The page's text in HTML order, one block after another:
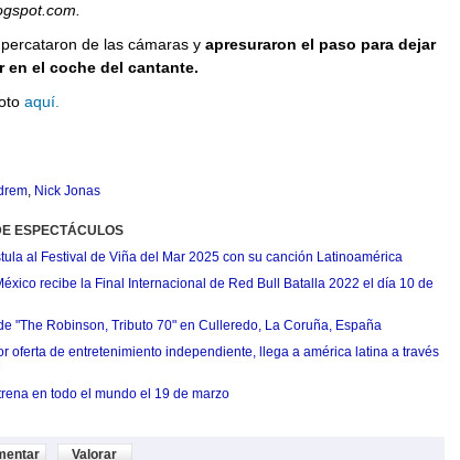
de las cámaras y apresuraron el paso para dejar
en el coche del cantante.
aquí.
, Nick Jonas
ESPECTÁCULOS
al Festival de Viña del Mar 2025 con su canción Latinoamérica
recibe la Final Internacional de Red Bull Batalla 2022 el día 10 de
"The Robinson, Tributo 70" en Culleredo, La Coruña, España
oferta de entretenimiento independiente, llega a américa latina a través
en todo el mundo el 19 de marzo
Valorar